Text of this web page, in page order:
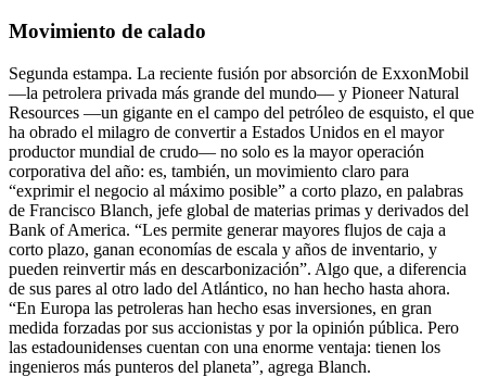
Movimiento de calado
Segunda estampa. La reciente fusión por absorción de ExxonMobil
—la petrolera privada más grande del mundo— y Pioneer Natural
Resources —un gigante en el campo del petróleo de esquisto, el que
ha obrado el milagro de convertir a Estados Unidos en el mayor
productor mundial de crudo— no solo es la mayor operación
corporativa del año: es, también, un movimiento claro para
“exprimir el negocio al máximo posible” a corto plazo, en palabras
de Francisco Blanch, jefe global de materias primas y derivados del
Bank of America. “Les permite generar mayores flujos de caja a
corto plazo, ganan economías de escala y años de inventario, y
pueden reinvertir más en descarbonización”. Algo que, a diferencia
de sus pares al otro lado del Atlántico, no han hecho hasta ahora.
“En Europa las petroleras han hecho esas inversiones, en gran
medida forzadas por sus accionistas y por la opinión pública. Pero
las estadounidenses cuentan con una enorme ventaja: tienen los
ingenieros más punteros del planeta”, agrega Blanch.